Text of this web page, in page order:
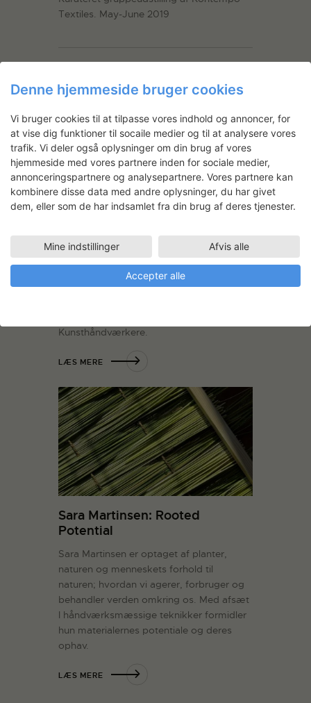
Textiles. May-June 2019
Projekter af
Sara Martinsen: Local Roots
I 2024 arbejdede Sara Martinsen intensivt
med både research og værkproduktion
på Statens Værksteder i 7 uger med
Kunsthåndværkere.
LÆS MERE
Sara Martinsen: Rooted
Potential
Sara Martinsen er optaget af planter,
naturen og menneskets forhold til
naturen; hvordan vi agerer, forbruger og
behandler verden omkring os. Med afsæt
I håndværksmæssige teknikker formidler
hun materialernes potentiale og deres
ophav.
LÆS MERE
Denne hjemmeside bruger cookies
Vi bruger cookies til at tilpasse vores indhold og annoncer, for
at vise dig funktioner til socaile medier og til at analysere vores
trafik. Vi deler også oplysninger om din brug af vores
hjemmeside med vores partnere inden for sociale medier,
annonceringspartnere og analysepartnere. Vores partnere kan
kombinere disse data med andre oplysninger, du har givet
dem, eller som de har indsamlet fra din brug af deres tjenester.
Mine indstillinger Afvis alle
Accepter alle